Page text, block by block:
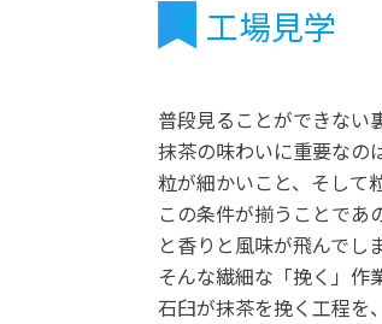
工場見学
普段見ることができない
抹茶の味わいに重要なの
粒が細かいこと、そして
この条件が揃うことであ
と香りと風味が飛んでし
そんな繊細な「挽く」作
石臼が抹茶を挽く工程を